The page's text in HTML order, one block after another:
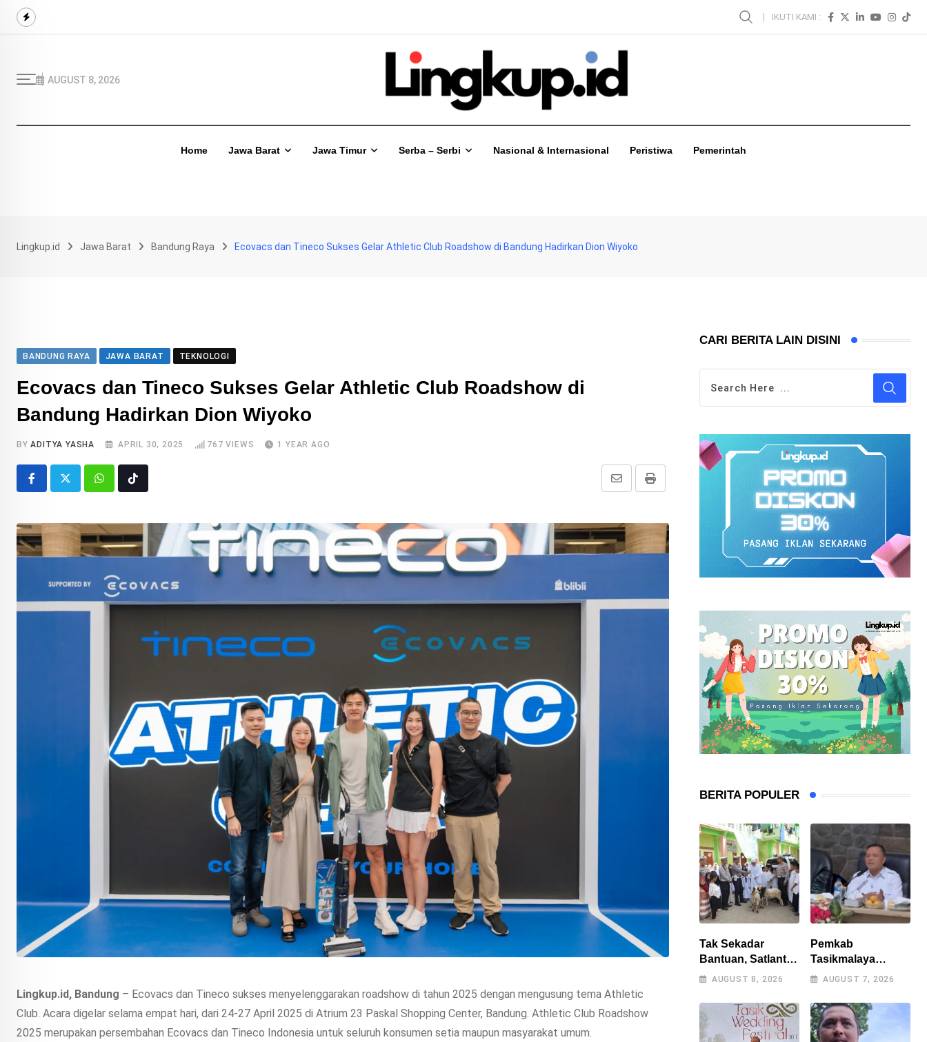
Skip
IKUTI KAMI :
AUGUST 8, 2026
Home Jawa Barat Jawa Timur Serba – Serbi Nasional & Internasional Peristiwa Pemerintah
Lingkup.id Jawa Barat Bandung Raya Ecovacs dan Tineco Sukses Gelar Athletic Club Roadshow di Bandung Hadirkan Dion Wiyoko
BANDUNG RAYA JAWA BARAT TEKNOLOGI
Ecovacs dan Tineco Sukses Gelar Athletic Club Roadshow di
Bandung Hadirkan Dion Wiyoko
BYADITYA YASHA APRIL 30, 2025 767 VIEWS 1 YEAR AGO
Whatsapp Print
Share
Email
Tiktok
Lingkup.id, Bandung – Ecovacs dan Tineco sukses menyelenggarakan roadshow di tahun 2025 dengan mengusung tema Athletic
Club. Acara digelar selama empat hari, dari 24-27 April 2025 di Atrium 23 Paskal Shopping Center, Bandung. Athletic Club Roadshow
2025 merupakan persembahan Ecovacs dan Tineco Indonesia untuk seluruh konsumen setia maupun masyarakat umum.
CARI BERITA LAIN DISINI
BERITA POPULER
Tak Sekadar
Bantuan, Satlantas
Polres
Dorong
Kemandirian
Pangan di
AUGUST 8, 2026
Pemkab
Tasikmalaya
Percepat
Kekeringan,
Sumur Bor Tiap
Kecamatan Jadi
AUGUST 7, 2026